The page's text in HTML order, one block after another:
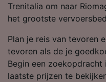
Trenitalia om naar
het grootste
Plan je reis van tevoren
tevoren als de je
Begin een
laatste prijzen te